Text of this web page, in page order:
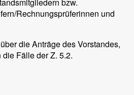
Rechnungsprüferinnen und
die Anträge des Vorstandes,
Fälle der Z. 5.2.